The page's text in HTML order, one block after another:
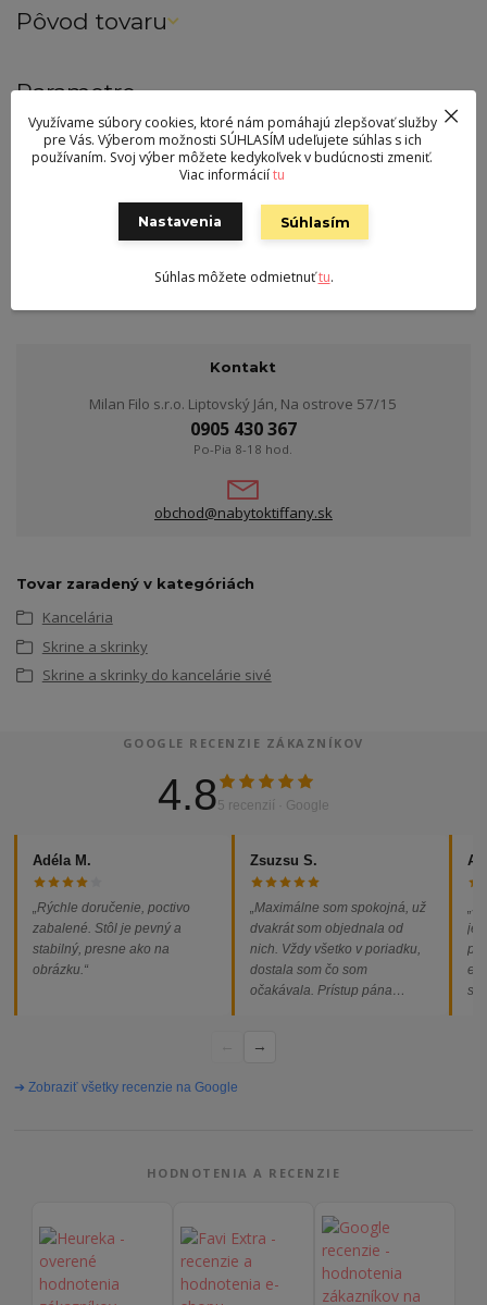
Pôvod tovaru
Parametre
Farba
sivá
Výška
112 cm
50 cm
38 cm
31 kg
Kontakt
Milan Filo s.r.o. Liptovský Ján, Na ostrove 57/15
0905 430 367
Po-Pia 8-18 hod.
obchod@nabytoktiffany.sk
Tovar zaradený v kategóriách
Kancelária
Skrine a skrinky
Skrine a skrinky do kancelárie sivé
GOOGLE RECENZIE ZÁKAZNÍKOV
4.85 recenzií · Google
Adéla M.
„Rýchle doručenie, poctivo
zabalené. Stôl je pevný a
stabilný, presne ako na
obrázku.“
Zsuzsu S.
„Maximálne som spokojná, už
dvakrát som objednala od
nich. Vždy všetko v poriadku,
dostala som čo som
očakávala. Prístup pána
problémov. Vrele odporúčam!“
→
➔ Zobraziť všetky recenzie na Google
HODNOTENIA A RECENZIE
Využívame súbory cookies, ktoré nám pomáhajú zlepšovať služby
pre Vás. Výberom možnosti SÚHLASÍM udeľujete súhlas s ich
používaním. Svoj výber môžete kedykoľvek v budúcnosti zmeniť.
Viac informáciítu
Nastavenia Súhlasím
Súhlas môžete odmietnuťtu.